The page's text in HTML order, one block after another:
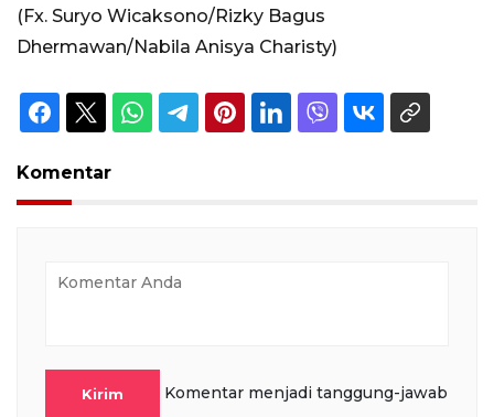
(Fx. Suryo Wicaksono/Rizky Bagus
Dhermawan/Nabila Anisya Charisty)
Komentar
Kirim
Komentar menjadi tanggung-jawab